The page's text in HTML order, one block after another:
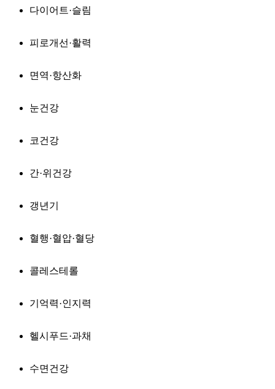
다이어트·슬림
피로개선·활력
면역·항산화
눈건강
코건강
간·위건강
갱년기
혈행·혈압·혈당
콜레스테롤
기억력·인지력
헬시푸드·과채
수면건강